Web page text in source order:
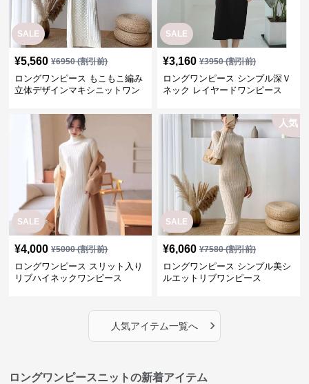
SALE
¥5,560 ¥6950(割引前)
ロングワンピース もこもこ編み
立体デザインマキシニットワン
SALE
¥3,160 ¥3950(割引前)
ロングワンピース シンプル深Ｖ
ネック レイヤードワンピース
SALE
¥4,000 ¥5000(割引前)
ロングワンピース スリット入り
リブハイネックワンピース
SALE
人気
¥6,060 ¥7580(割引前)
ロングワンピース シンプル美シ
ルエットリブワンピース
人気アイテム一覧へ ›
ロングワンピースニットの新着アイテム